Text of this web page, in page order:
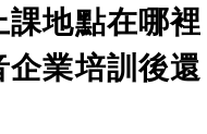
課地點在哪裡
企業培訓後還